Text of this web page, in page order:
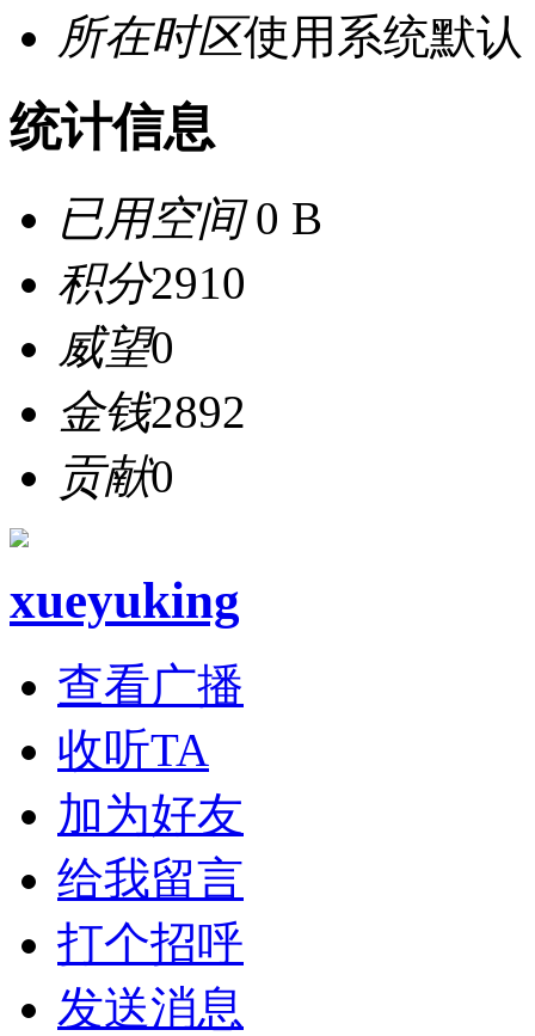
所在时区使用系统默认
统计信息
已用空间0 B
积分2910
威望0
金钱2892
贡献0
xueyuking
查看广播
收听TA
加为好友
给我留言
打个招呼
发送消息